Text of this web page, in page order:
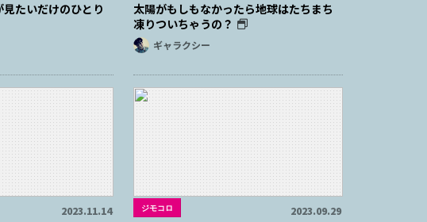
たいだけのひとり
太陽がもしもなかったら地球はたちまち
凍りついちゃうの？
ギャラクシー
2023.11.14 ジモコロ 2023.09.29